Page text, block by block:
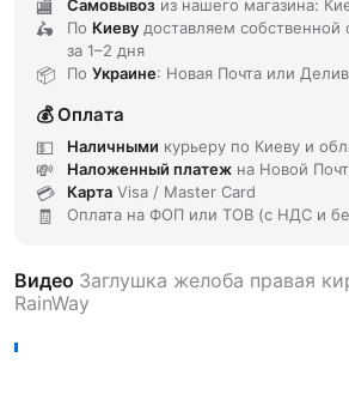
Самовывоз из нашего магазина:
По Киеву доставляем собственной
за 1–2 дня
По Украине: Новая Почта или
Оплата
Наличными курьеру по Киеву и
Наложенный платеж на Новой
Карта Visa / Master Card
Оплата на ФОП или ТОВ (с НДС и
Видео Заглушка желоба правая
RainWay